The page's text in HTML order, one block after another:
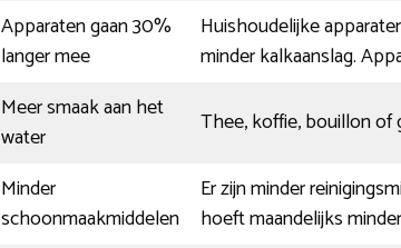
Apparaten gaan 30%
langer mee
Huishoudelijke
minder kalkaanslag.
Meer smaak aan het
water
Thee, koffie, bouillon of
Minder
schoonmaakmiddelen
Er zijn minder
hoeft maandelijks